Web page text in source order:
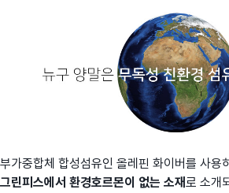
부가중합체 합성섬유인 올레핀 화이버를 사용
그린피스에서 환경호르몬이 없는 소재로 소개